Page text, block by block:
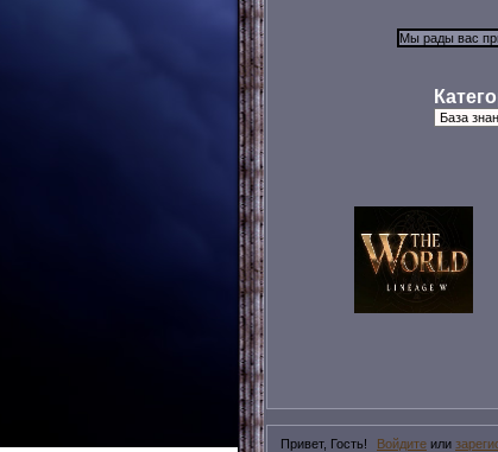
Привет, Гость! Войдите или